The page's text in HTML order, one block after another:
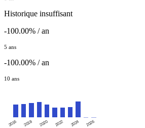
Historique insuffisant
-100.00% / an
5 ans
-100.00% / an
10 ans
2016 2018 2020 2022 2024 2026